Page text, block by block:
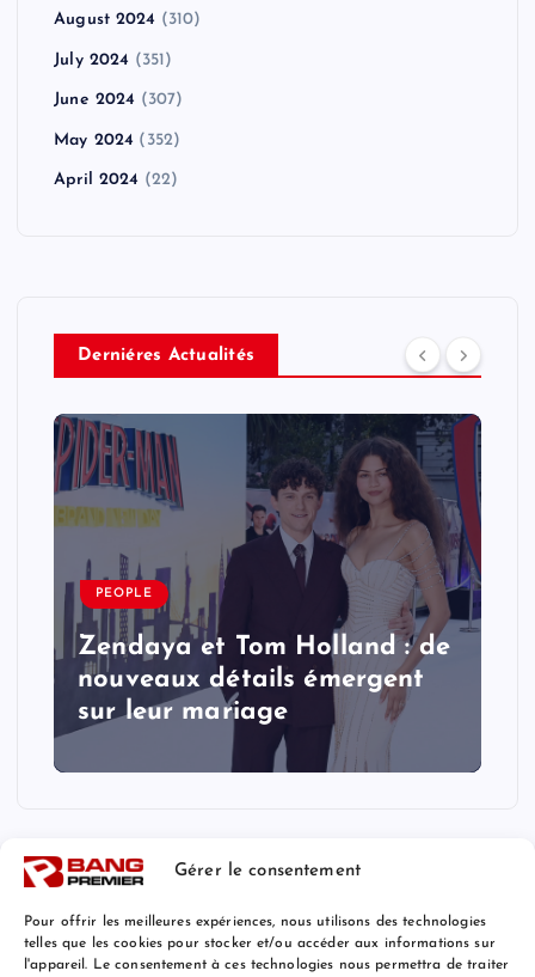
Gérer le consentement
Pour offrir les meilleures expériences, nous utilisons des technologies
telles que les cookies pour stocker et/ou accéder aux informations sur
l'appareil. Le consentement à ces technologies nous permettra de traiter
August 2024 (310)
July 2024 (351)
June 2024 (307)
May 2024 (352)
April 2024 (22)
Derniéres Actualités
PEOPLE
Zendaya et Tom Holland : de
nouveaux détails émergent
sur leur mariage
Mentions Légales